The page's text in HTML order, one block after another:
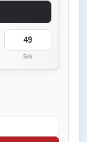
49
Sek